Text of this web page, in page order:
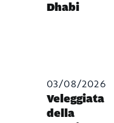
Dhabi
03/08/2026
Veleggiata
della